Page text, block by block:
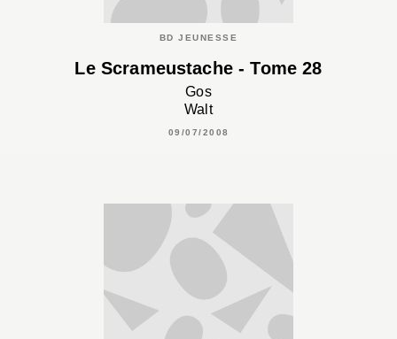
BD JEUNESSE
Le Scrameustache - Tome 28
Gos
Walt
09/07/2008